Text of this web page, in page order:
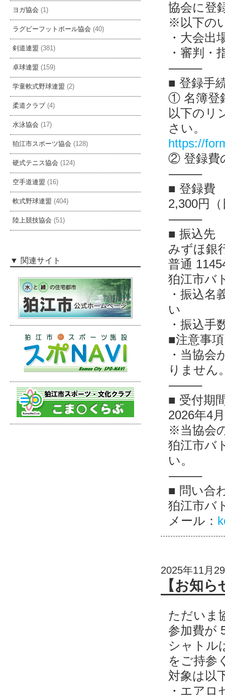
協会に登
※以下の
・大会出
・審判・
⸻
■ 登録手
① 名簿登
以下のリ
さい。
https://
② 登録費
⸻
■ 登録費
2,300円
⸻
■ 振込先
みずほ銀
普通
狛江市バ
・振込名
い
・振込手
■注意事項
・当協会
りません
⸻
■ 受付期
2026年4
※当協会
狛江市バ
い。
⸻
■ 問い合
狛江市バ
メール：
2025年11月
【お知
ただいま
参加費が
シャトル
をご持参
対象は以
・エアロ
ヨガ協会 (1)
ラグビーフットボール協会 (40)
剣道連盟 (381)
卓球連盟 (159)
学童軟式野球連盟 (2)
柔道クラブ (4)
水泳協会 (17)
狛江市スポーツ協会 (128)
硬式テニス協会 (124)
空手道連盟 (16)
軟式野球連盟 (404)
陸上競技協会 (51)
関連サイト